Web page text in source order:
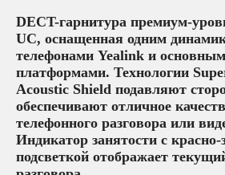
DECT-гарнитура премиум-
UC, оснащенная одним
телефонами Yealink и
платформами. Технологии
Acoustic Shield подавляют
обеспечивают отличное
телефонного разговора или
Индикатор занятости с красно-
подсветкой отображает